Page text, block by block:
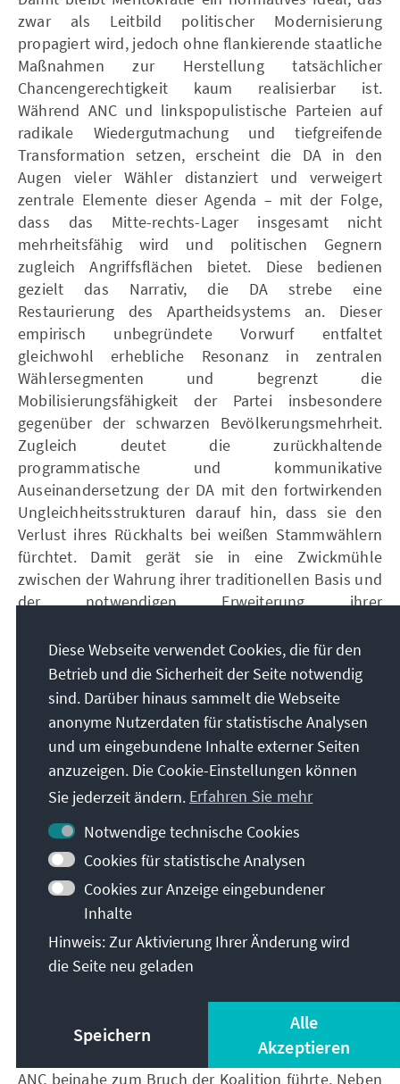
zwar als Leitbild politischer Modernisierung
propagiert wird, jedoch ohne flankierende staatliche
Maßnahmen zur Herstellung tatsächlicher
Chancengerechtigkeit kaum realisierbar ist.
Während ANC und linkspopulistische Parteien auf
radikale Wiedergutmachung und tiefgreifende
Transformation setzen, erscheint die DA in den
Augen vieler Wähler distanziert und verweigert
zentrale Elemente dieser Agenda – mit der Folge,
dass das Mitte-rechts-Lager insgesamt nicht
mehrheitsfähig wird und politischen Gegnern
zugleich Angriffsflächen bietet. Diese bedienen
gezielt das Narrativ, die DA strebe eine
Restaurierung des Apartheidsystems an. Dieser
empirisch unbegründete Vorwurf entfaltet
gleichwohl erhebliche Resonanz in zentralen
Wählersegmenten und begrenzt die
Mobilisierungsfähigkeit der Partei insbesondere
gegenüber der schwarzen Bevölkerungsmehrheit.
Zugleich deutet die zurückhaltende
programmatische und kommunikative
Auseinandersetzung der DA mit den fortwirkenden
Ungleichheitsstrukturen darauf hin, dass sie den
Verlust ihres Rückhalts bei weißen Stammwählern
fürchtet. Damit gerät sie in eine Zwickmühle
zwischen der Wahrung ihrer traditionellen Basis und
der notwendigen Erweiterung ihrer
Die DA hat nur dann Erfolgsaussichten, wenn sie den
Ausgleich zwischen wirtschaftsliberalen
Grundsätzen und den Anforderungen sozialer
Gerechtigkeit durch gesellschaftliche
Transformation und Wiedergutmachung wagt.
Während es in der Vergangenheit genügte, die
Politik des ANC zu kritisieren, ist es nun
entscheidend, den Wandel von einer Oppositions-
zu einer effizienten Regierungspartei glaubwürdig zu
gestalten. Dies erfordert, dass die DA einerseits ihre
politische Identität wahrt, andererseits innerhalb
des GNU und insbesondere im Verhältnis zum ANC
kompromissfähig bleibt, um zum Erfolg der
Gesamtkoalition beizutragen. Diese doppelte
Anforderung bildet eine zentrale Aufgabe, deren
zeigte beispielsweise die Verabschiedung des
Haushaltsplans im Nationalparlament 2025, die
infolge gravierender Differenzen zwischen DA und
ANC beinahe zum Bruch der Koalition führte. Neben
Diese Webseite verwendet Cookies, die für den
Betrieb und die Sicherheit der Seite notwendig
sind. Darüber hinaus sammelt die Webseite
anonyme Nutzerdaten für statistische Analysen
und um eingebundene Inhalte externer Seiten
anzuzeigen. Die Cookie-Einstellungen können
Sie jederzeit ändern. Erfahren Sie mehr
Notwendige technische Cookies
Cookies für statistische Analysen
Cookies zur Anzeige eingebundener
Inhalte
Hinweis: Zur Aktivierung Ihrer Änderung wird
die Seite neu geladen
Speichern
Alle
Akzeptieren